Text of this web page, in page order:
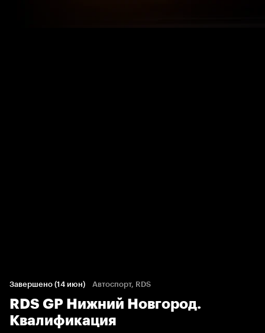
Завершено (14 июн) Автоспорт, RDS
RDS GP Нижний Новгород.
Квалификация